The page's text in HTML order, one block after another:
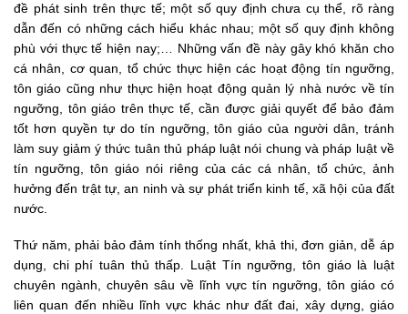
đề phát sinh trên thực tế; một số quy định chưa cụ thể, rõ ràng
dẫn đến có những cách hiểu khác nhau; một số quy định không
phù với thực tế hiện nay;… Những vấn đề này gây khó khăn cho
cá nhân, cơ quan, tổ chức thực hiện các hoạt động tín ngưỡng,
tôn giáo cũng như thực hiện hoạt động quản lý nhà nước về tín
ngưỡng, tôn giáo trên thực tế, cần được giải quyết để bảo đảm
tốt hơn quyền tự do tín ngưỡng, tôn giáo của người dân, tránh
làm suy giảm ý thức tuân thủ pháp luật nói chung và pháp luật về
tín ngưỡng, tôn giáo nói riêng của các cá nhân, tổ chức, ảnh
hưởng đến trật tự, an ninh và sự phát triển kinh tế, xã hội của đất
nước.
Thứ năm, phải bảo đảm tính thống nhất, khả thi, đơn giản, dễ áp
dụng, chi phí tuân thủ thấp. Luật Tín ngưỡng, tôn giáo là luật
chuyên ngành, chuyên sâu về lĩnh vực tín ngưỡng, tôn giáo có
liên quan đến nhiều lĩnh vực khác như đất đai, xây dựng, giáo